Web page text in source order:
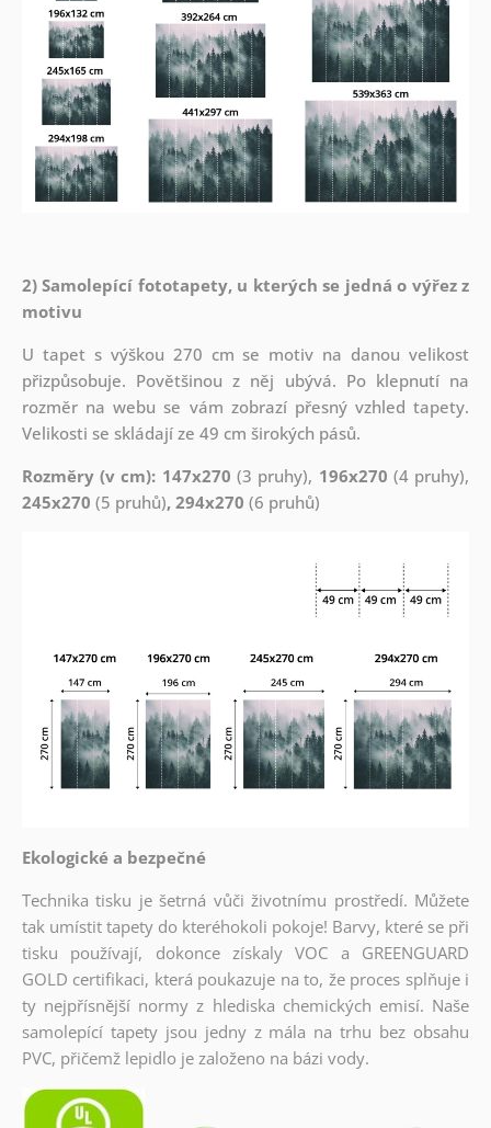
2) Samolepící fototapety, u kterých se jedná o výřez z
motivu
U tapet s výškou 270 cm se motiv na danou velikost
přizpůsobuje. Povětšinou z něj ubývá. Po klepnutí na
rozměr na webu se vám zobrazí přesný vzhled tapety.
Velikosti se skládají ze 49 cm širokých pásů.
Rozměry (v cm): 147x270 (3 pruhy), 196x270 (4 pruhy),
245x270 (5 pruhů), 294x270 (6 pruhů)
Ekologické a bezpečné
Technika tisku je šetrná vůči životnímu prostředí. Můžete
tak umístit tapety do kteréhokoli pokoje! Barvy, které se při
tisku používají, dokonce získaly VOC a GREENGUARD
GOLD certifikaci, která poukazuje na to, že proces splňuje i
ty nejpřísnější normy z hlediska chemických emisí. Naše
samolepící tapety jsou jedny z mála na trhu bez obsahu
PVC, přičemž lepidlo je založeno na bázi vody.